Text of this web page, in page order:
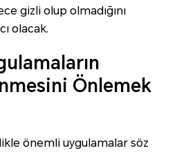
gizli olup olmadığını
olacak.
Önlemek
önemli uygulamalar söz